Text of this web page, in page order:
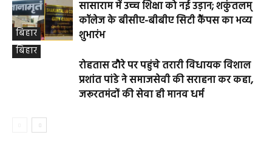
बिहार
सासाराम में उच्च शिक्षा को नई उड़ान; शकुंतलम्
कॉलेज के बीसीए-बीबीए सिटी कैंपस का भव्य
शुभारंभ
बिहार
रोहतास दौरे पर पहुंचे तरारी विधायक विशाल
प्रशांत पांडे ने समाजसेवी की सराहना कर कहा,
जरूरतमंदों की सेवा ही मानव धर्म